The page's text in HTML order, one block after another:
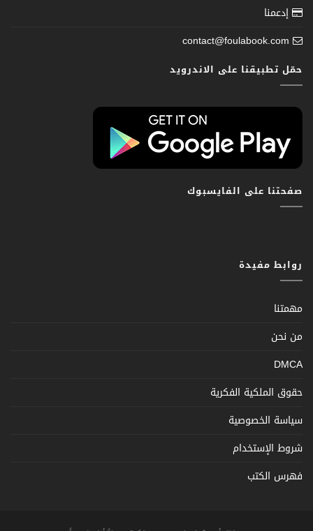
إدعمنا
contact@foulabook.com
حمّل تطبيقنا على الاندرويد
صفحتنا على الفايسبوك
روابط مفيدة
مهمتنا
من نحن
DMCA
حقوق الملكية الفكرية
سياسة الخصوصية
شروط الإستخدام
فهرس الكتب